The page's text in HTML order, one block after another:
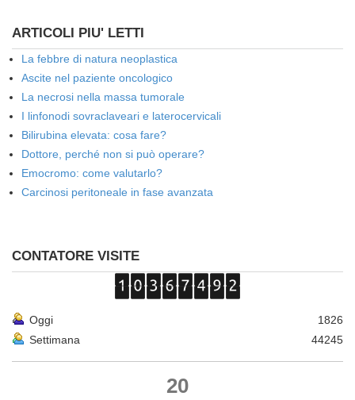
ARTICOLI PIU' LETTI
La febbre di natura neoplastica
Ascite nel paziente oncologico
La necrosi nella massa tumorale
I linfonodi sovraclaveari e laterocervicali
Bilirubina elevata: cosa fare?
Dottore, perché non si può operare?
Emocromo: come valutarlo?
Carcinosi peritoneale in fase avanzata
CONTATORE VISITE
Oggi
1826
Settimana
44245
20